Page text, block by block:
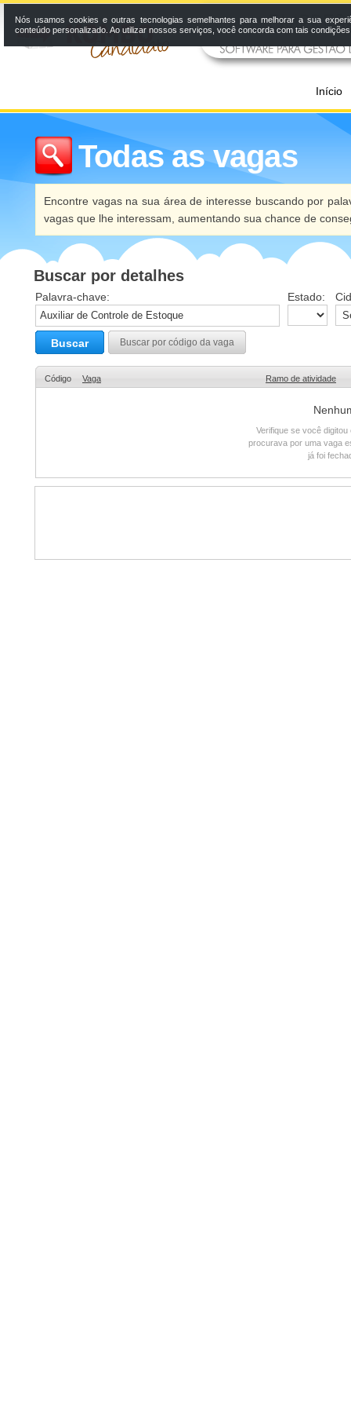
Início
Todas as vagas
Encontre vagas na sua área de interesse buscando por
vagas que lhe interessam, aumentando sua chance de
Buscar por detalhes
Palavra-chave: Estado:
Buscar Buscar por código da vaga
Código Vaga Ramo de atividade
Verifique se você
procurava por uma vaga
já foi
Nós usamos cookies e outras tecnologias semelhantes para melhorar a sua
conteúdo personalizado. Ao utilizar nossos serviços, você concorda com tais